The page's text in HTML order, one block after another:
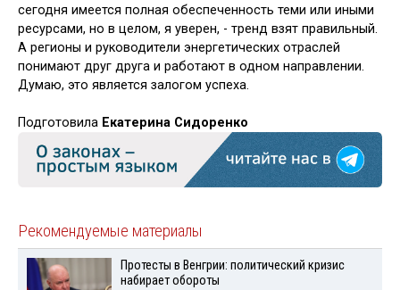
сегодня имеется полная обеспеченность теми или иными
ресурсами, но в целом, я уверен, - тренд взят правильный.
А регионы и руководители энергетических отраслей
понимают друг друга и работают в одном направлении.
Думаю, это является залогом успеха.
Подготовила Екатерина Сидоренко
Рекомендуемые материалы
Протесты в Венгрии: политический кризис
набирает обороты